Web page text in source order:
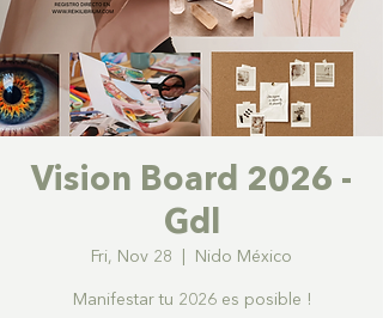
Vision Board 2026 -
Gdl
Fri, Nov 28 Nido México
Manifestar tu 2026 es posible !